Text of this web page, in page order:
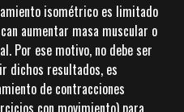
isométrico es limitado
aumentar masa muscular o
Por ese motivo, no debe ser
dichos resultados, es
de contracciones
con movimiento) para